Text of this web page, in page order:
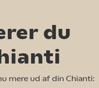
du
mere ud af din Chianti: